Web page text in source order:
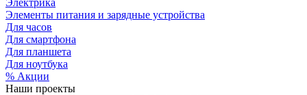
Электрика
Элементы питания и зарядные устройства
Для часов
Для смартфона
Для планшета
Для ноутбука
% Акции
Наши проекты